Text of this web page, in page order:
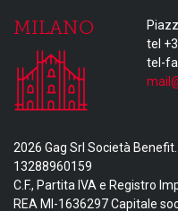
MILANO
tel
tel-
2026 Gag Srl Società Benefit.
13288960159
C.F., Partita IVA e Registro
REA MI-1636297 Capitale